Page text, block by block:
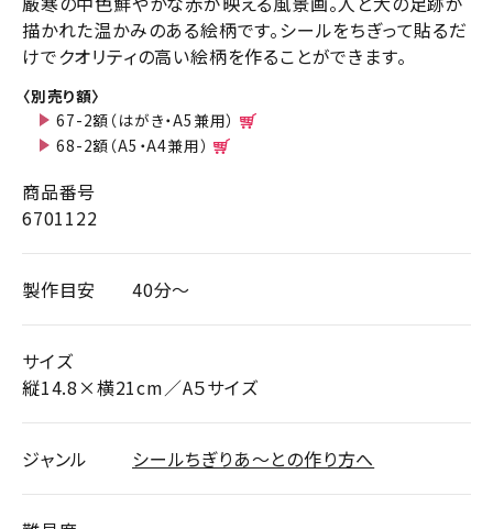
描かれた温かみのある絵柄です。シールをちぎって貼るだ
けでクオリティの高い絵柄を作ることができます。
〈別売り額〉
67-2額（はがき・A5兼用）
68-2額（A5・A4兼用）
商品番号
6701122
製作目安 40分～
サイズ
縦14.8×横21cm／A５サイズ
ジャンル シールちぎりあ～との作り方へ